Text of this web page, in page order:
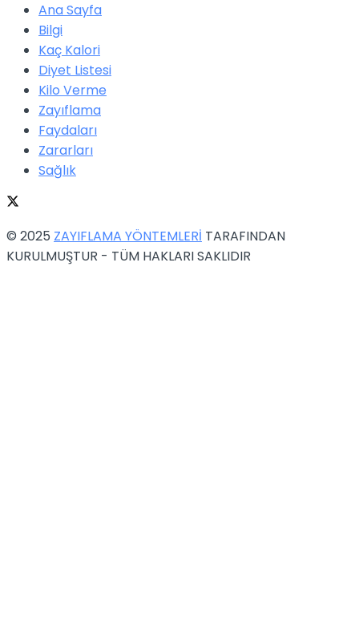
Ana Sayfa
Bilgi
Kaç Kalori
Diyet Listesi
Kilo Verme
Zayıflama
Faydaları
Zararları
Sağlık
© 2025 ZAYIFLAMA YÖNTEMLERİ TARAFINDAN
KURULMUŞTUR - TÜM HAKLARI SAKLIDIR